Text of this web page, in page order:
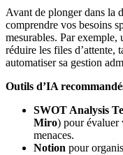
Avant de plonger dans la
comprendre vos besoins
mesurables. Par
réduire les files d’attente,
automatiser sa gestion
Outils d’IA
SWOT Analysis
Miro) pour évaluer
menaces.
Notion pour